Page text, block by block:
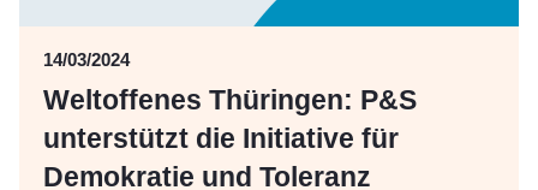
14/03/2024
Weltoffenes Thüringen: P&S
unterstützt die Initiative für
Demokratie und Toleranz